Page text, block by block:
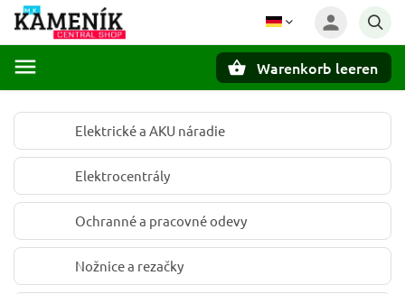
Warenkorb leeren
Elektrické a AKU náradie
Elektrocentrály
Ochranné a pracovné odevy
Nožnice a rezačky